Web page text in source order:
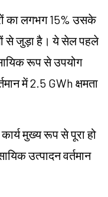
का लगभग 15% उसके
से जुड़ा है। ये सेल पहले
रूप से उपयोग
में 2.5 GWh क्षमता
मुख्य रूप से पूरा हो
उत्पादन वर्तमान